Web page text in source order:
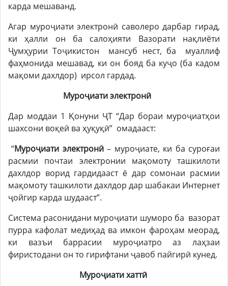
карда мешаванд.
Агар муроҷиати электронӣ саволеро дарбар гирад,
ки ҳалли он ба салоҳияти Вазорати нақлиёти
Ҷумҳурии Тоҷикистон мансуб нест, ба муаллиф
фаҳмонида мешавад, ки он бояд ба куҷо (ба кадом
мақоми дахлдор) ирсол гардад.
Муроҷиати электронӣ
Дар моддаи 1 Қонуни ҶТ “Дар бораи муроҷиатҳои
шахсони воқеӣ ва ҳуқуқӣ” омадааст:
“Муроҷиати электронӣ – муроҷиате, ки ба суроғаи
расмии почтаи электронии мақомоту ташкилоти
дахлдор ворид гардидааст ё дар сомонаи расмии
мақомоту ташкилоти дахлдор дар шабакаи Интернет
ҷойгир карда шудааст”.
Система расонидани муроҷиати шуморо ба вазорат
пурра кафолат медиҳад ва имкон фароҳам меорад,
ки вазъи баррасии муроҷиатро аз лаҳзаи
фиристодани он то гирифтани ҷавоб пайгирӣ кунед.
Муроҷиати хаттӣ